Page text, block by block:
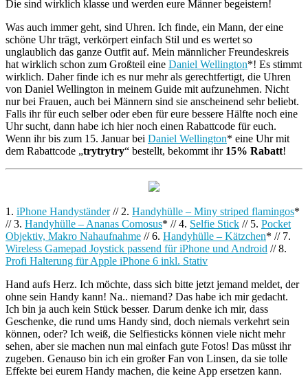
Die sind wirklich klasse und werden eure Männer begeistern!
Was auch immer geht, sind Uhren. Ich finde, ein Mann, der eine
schöne Uhr trägt, verkörpert einfach Stil und es wertet so
unglaublich das ganze Outfit auf. Mein männlicher Freundeskreis
hat wirklich schon zum Großteil eine Daniel Wellington*! Es stimmt
wirklich. Daher finde ich es nur mehr als gerechtfertigt, die Uhren
von Daniel Wellington in meinem Guide mit aufzunehmen. Nicht
nur bei Frauen, auch bei Männern sind sie anscheinend sehr beliebt.
Falls ihr für euch selber oder eben für eure bessere Hälfte noch eine
Uhr sucht, dann habe ich hier noch einen Rabattcode für euch.
Wenn ihr bis zum 15. Januar bei Daniel Wellington* eine Uhr mit
dem Rabattcode „trytrytry“ bestellt, bekommt ihr 15% Rabatt!
1. iPhone Handyständer// 2. Handyhülle – Miny striped flamingos*
// 3. Handyhülle – Ananas Comosus* // 4. Selfie Stick // 5. Pocket
Objektiv, Makro Nahaufnahme // 6. Handyhülle – Kätzchen* // 7.
Wireless Gamepad Joystick passend für iPhone und Android // 8.
Profi Halterung für Apple iPhone 6 inkl. Stativ
Hand aufs Herz. Ich möchte, dass sich bitte jetzt jemand meldet, der
ohne sein Handy kann! Na.. niemand? Das habe ich mir gedacht.
Ich bin ja auch kein Stück besser. Darum denke ich mir, dass
Geschenke, die rund ums Handy sind, doch niemals verkehrt sein
können, oder? Ich weiß, die Selfiesticks können viele nicht mehr
sehen, aber sie machen nun mal einfach gute Fotos! Das müsst ihr
zugeben. Genauso bin ich ein großer Fan von Linsen, da sie tolle
Effekte bei eurem Handy machen, die keine App ersetzen kann.